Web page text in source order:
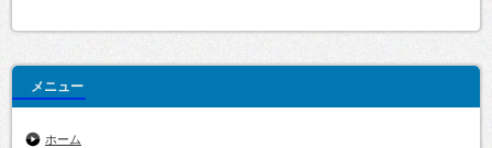
メニュー
ホーム